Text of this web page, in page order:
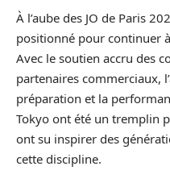
À l’aube des JO de Paris
positionné pour continuer
Avec le soutien accru des
partenaires commerciaux,
préparation et la
Tokyo ont été un tremplin
ont su inspirer des
cette discipline.